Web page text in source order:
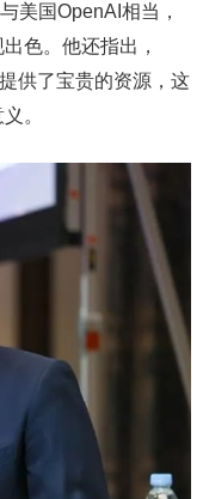
美国OpenAI相当，
色。他还指出，
供了宝贵的资源，这
。